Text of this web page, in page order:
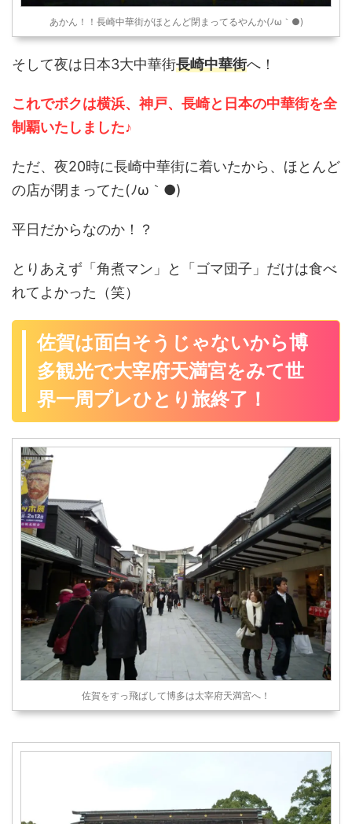
あかん！！長崎中華街がほとんど閉まってるやんか(ﾉω｀●)
そして夜は日本3大中華街長崎中華街へ！
これでボクは横浜、神戸、長崎と日本の中華街を全
制覇いたしました♪
ただ、夜20時に長崎中華街に着いたから、ほとんど
の店が閉まってた(ﾉω｀●)
平日だからなのか！？
とりあえず「角煮マン」と「ゴマ団子」だけは食べ
れてよかった（笑）
佐賀は面白そうじゃないから博
多観光で大宰府天満宮をみて世
界一周プレひとり旅終了！
佐賀をすっ飛ばして博多は太宰府天満宮へ！